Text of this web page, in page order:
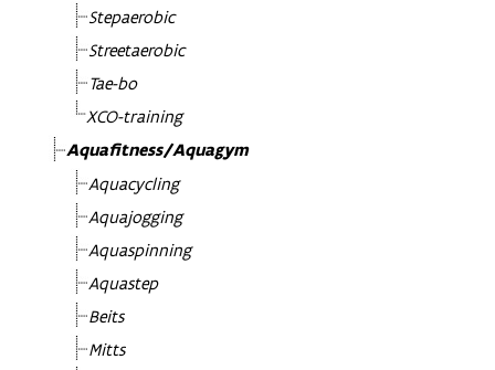
Stepaerobic
Streetaerobic
Tae-bo
XCO-training
Aquafitness/Aquagym
Aquacycling
Aquajogging
Aquaspinning
Aquastep
Beits
Mitts